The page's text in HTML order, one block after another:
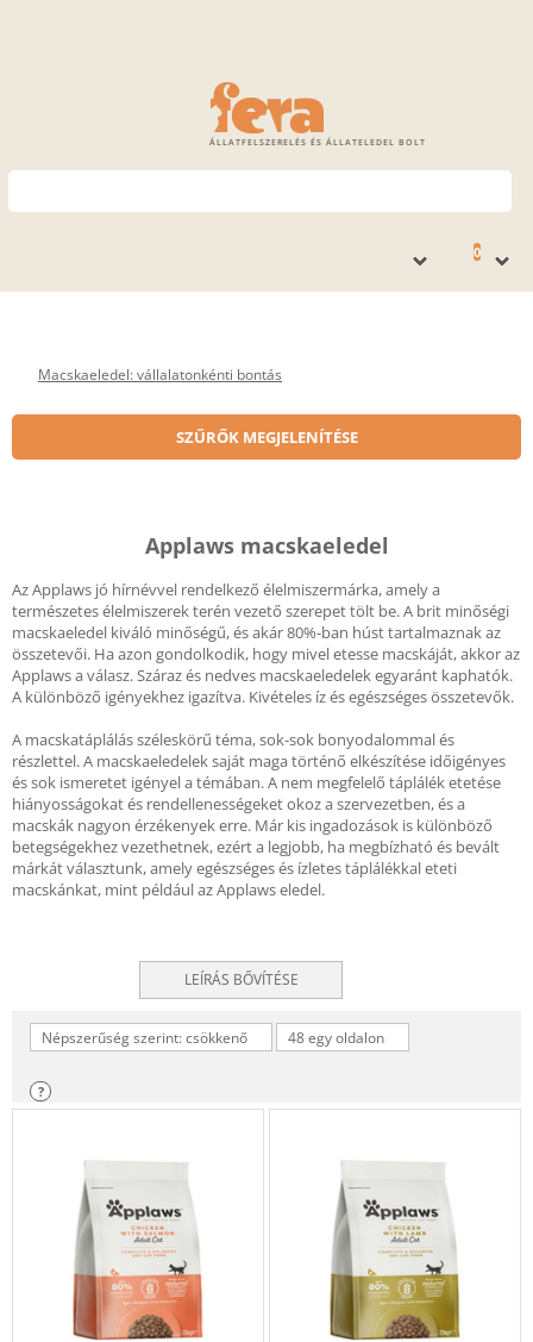
ÁLLATFELSZERELÉS ÉS ÁLLATELEDEL BOLT
0
Macskaeledel: vállalatonkénti bontás
SZŰRŐK MEGJELENÍTÉSE
Applaws macskaeledel
Az Applaws jó hírnévvel rendelkező élelmiszermárka, amely a
természetes élelmiszerek terén vezető szerepet tölt be. A brit minőségi
macskaeledel kiváló minőségű, és akár 80%-ban húst tartalmaznak az
összetevői. Ha azon gondolkodik, hogy mivel etesse macskáját, akkor az
Applaws a válasz. Száraz és nedves macskaeledelek egyaránt kaphatók.
A különböző igényekhez igazítva. Kivételes íz és egészséges összetevők.
A macskatáplálás széleskörű téma, sok-sok bonyodalommal és
részlettel. A macskaeledelek saját maga történő elkészítése időigényes
és sok ismeretet igényel a témában. A nem megfelelő táplálék etetése
hiányosságokat és rendellenességeket okoz a szervezetben, és a
macskák nagyon érzékenyek erre. Már kis ingadozások is különböző
betegségekhez vezethetnek, ezért a legjobb, ha megbízható és bevált
márkát választunk, amely egészséges és ízletes táplálékkal eteti
macskánkat, mint például az Applaws eledel.
LEÍRÁS BŐVÍTÉSE
Népszerűség szerint: csökkenő 48 egy oldalon
?